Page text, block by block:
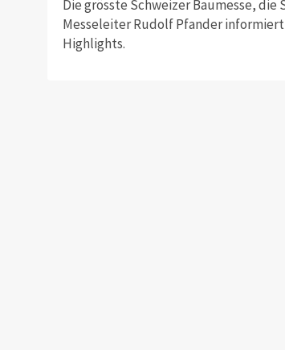
Die grösste Schweizer Baumesse, die
Messeleiter Rudolf Pfander
Highlights.